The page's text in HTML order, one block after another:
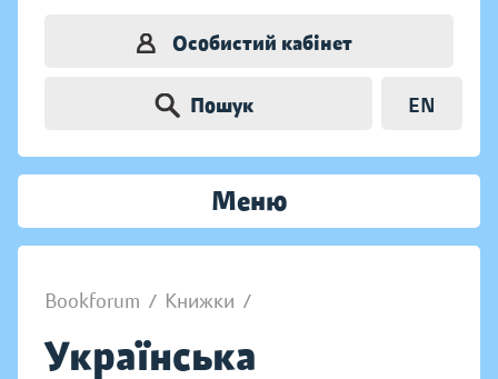
Особистий кабінет
Пошук EN
Меню
Bookforum / Книжки /
Українська